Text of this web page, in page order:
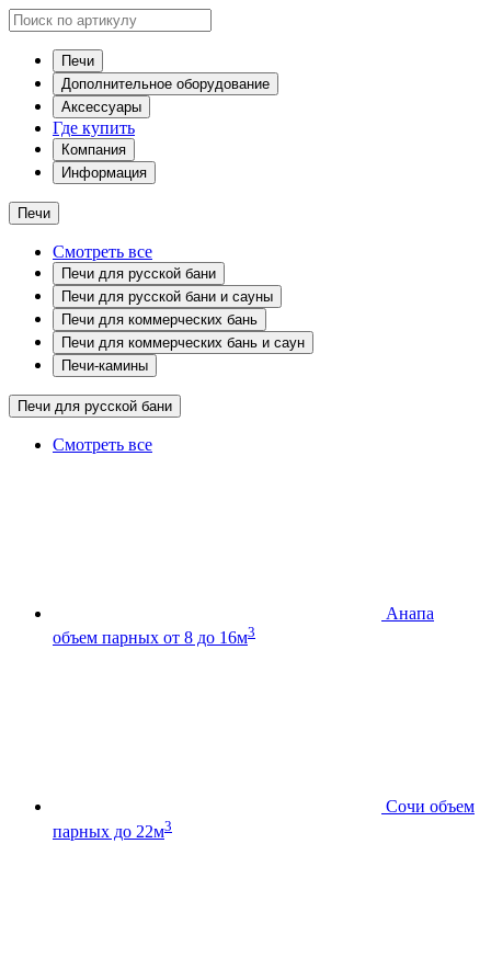
Печи
Дополнительное оборудование
Аксессуары
Где купить
Компания
Информация
Печи
Смотреть все
Печи для русской бани
Печи для русской бани и сауны
Печи для коммерческих бань
Печи для коммерческих бань и саун
Печи-камины
Печи для русской бани
Смотреть все
Анапа
объем парных от 8 до 16м3
Сочи объем
парных до 22м3